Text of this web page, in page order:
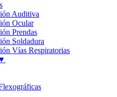
Auditiva
Ocular
Prendas
Soldadura
Vías Respiratorias